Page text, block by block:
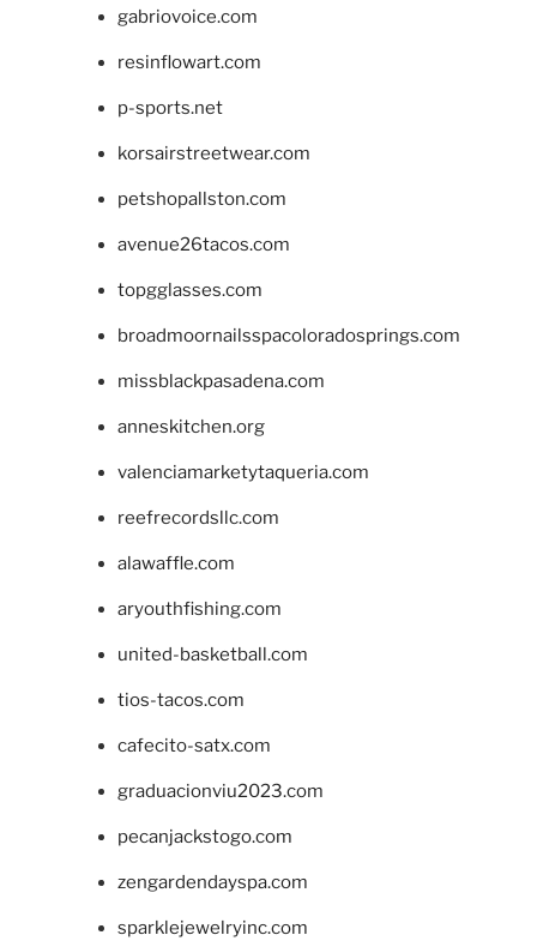
gabriovoice.com
resinflowart.com
p-sports.net
korsairstreetwear.com
petshopallston.com
avenue26tacos.com
topgglasses.com
broadmoornailsspacoloradosprings.com
missblackpasadena.com
anneskitchen.org
valenciamarketytaqueria.com
reefrecordsllc.com
alawaffle.com
aryouthfishing.com
united-basketball.com
tios-tacos.com
cafecito-satx.com
graduacionviu2023.com
pecanjackstogo.com
zengardendayspa.com
sparklejewelryinc.com